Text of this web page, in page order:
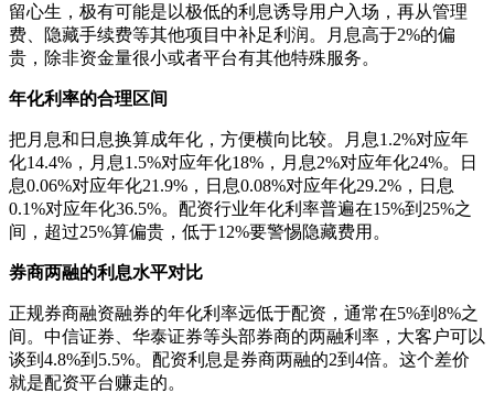
留心生，极有可能是以极低的利息诱导用户入场，再从管理
费、隐藏手续费等其他项目中补足利润。月息高于2%的偏
贵，除非资金量很小或者平台有其他特殊服务。
年化利率的合理区间
把月息和日息换算成年化，方便横向比较。月息1.2%对应年
化14.4%，月息1.5%对应年化18%，月息2%对应年化24%。日
息0.06%对应年化21.9%，日息0.08%对应年化29.2%，日息
0.1%对应年化36.5%。配资行业年化利率普遍在15%到25%之
间，超过25%算偏贵，低于12%要警惕隐藏费用。
券商两融的利息水平对比
正规券商融资融券的年化利率远低于配资，通常在5%到8%之
间。中信证券、华泰证券等头部券商的两融利率，大客户可以
谈到4.8%到5.5%。配资利息是券商两融的2到4倍。这个差价
就是配资平台赚走的。